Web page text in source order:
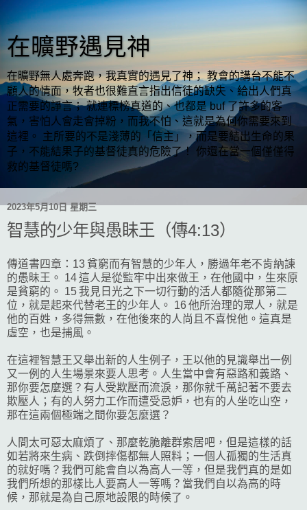
在曠野遇見神
在曠野無人處奔跑，我真實的遇見了神； 教會的講台不能不
顧人的情面，牧者也很難直言指出信徒的缺失、給出人們真
正需要的諍言； 就連標榜真道的、也都是 buf 了許多的客
氣，害怕人會走會掉粉，而我不怕、這就是為何你需要來到
這裡。 主所要的不是淺薄的「信主」，而是要結出生命的果
子，不能結果子的基督徒真的危險了！ 你還在當一個僅僅得
救的基督徒嗎?
2023年5月10日 星期三
智慧的少年與愚眛王（傳4:13）
傳道書四章：13 貧窮而有智慧的少年人，勝過年老不肯納諫
的愚昧王。 14 這人是從監牢中出來做王，在他國中，生來原
是貧窮的。 15 我見日光之下一切行動的活人都隨從那第二
位，就是起來代替老王的少年人。 16 他所治理的眾人，就是
他的百姓，多得無數，在他後來的人尚且不喜悅他。這真是
虛空，也是捕風。
在這裡智慧王又舉出新的人生例子，王以他的見識舉出一例
又一例的人生場景來要人思考。人生當中會有惡路和義路、
那你要怎麼選？有人受欺壓而流淚，那你就千萬記著不要去
欺壓人；有的人努力工作而遭受忌妒，也有的人坐吃山空，
那在這兩個極端之間你要怎麼選？
人間太可惡太麻煩了、那麼乾脆離群索居吧，但是這樣的話
如若將來生病、跌倒摔傷都無人照料；一個人孤獨的生活真
的就好嗎？我們可能會自以為高人一等，但是我們真的是如
我們所想的那樣比人要高人一等嗎？當我們自以為高的時
候，那就是為自己原地設限的時候了。